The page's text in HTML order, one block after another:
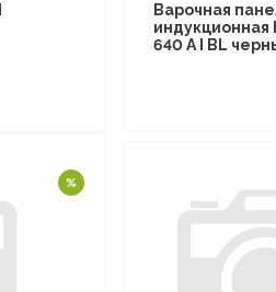
Варочная
индукционная
640 A I BL